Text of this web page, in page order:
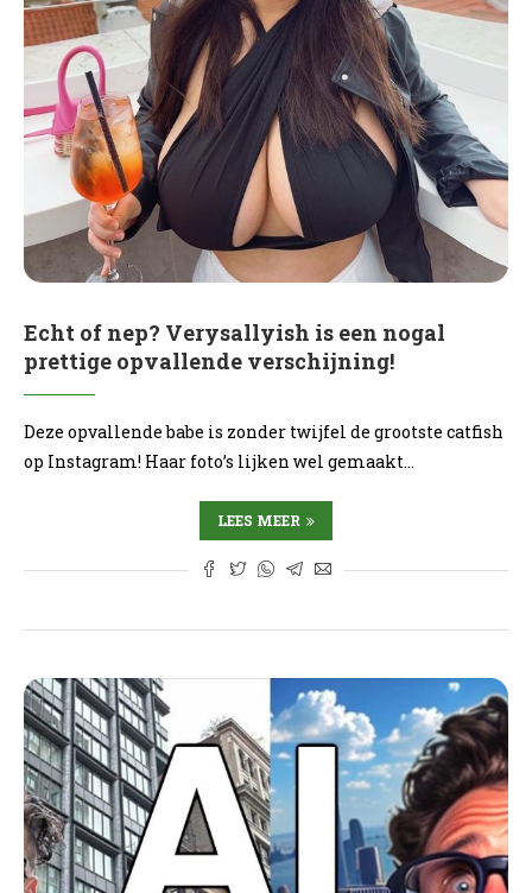
Echt of nep? Verysallyish is een nogal
prettige opvallende verschijning!
Deze opvallende babe is zonder twijfel de grootste catfish
op Instagram! Haar foto’s lijken wel gemaakt…
LEES MEER